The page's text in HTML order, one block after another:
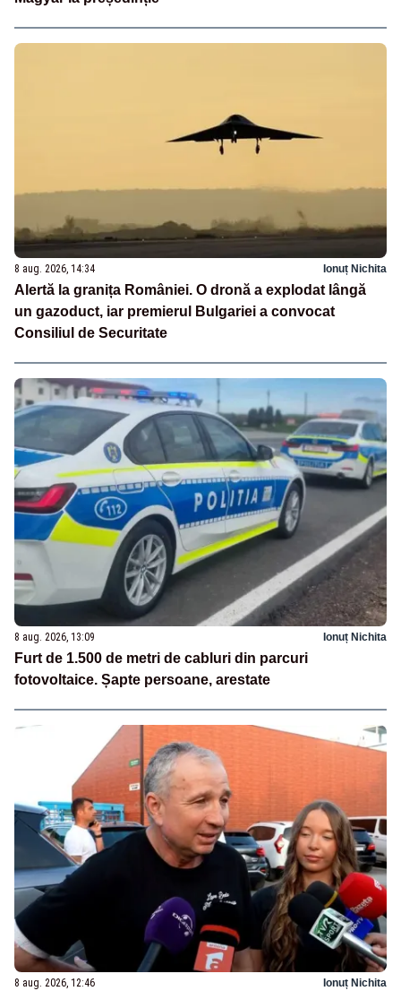
8 aug. 2026, 14:34 Ionuț Nichita
Alertă la granița României. O dronă a explodat lângă
un gazoduct, iar premierul Bulgariei a convocat
Consiliul de Securitate
8 aug. 2026, 13:09 Ionuț Nichita
Furt de 1.500 de metri de cabluri din parcuri
fotovoltaice. Șapte persoane, arestate
8 aug. 2026, 12:46 Ionuț Nichita